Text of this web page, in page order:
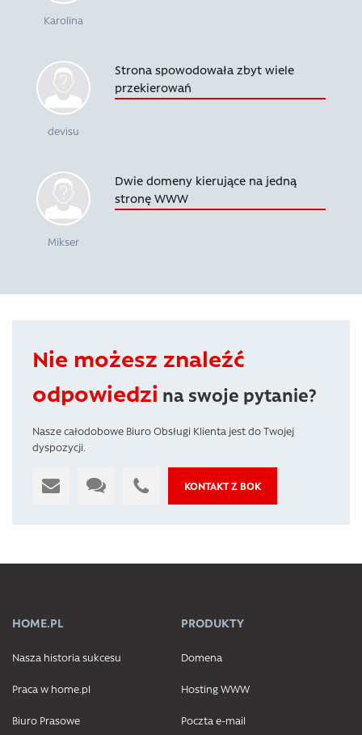
Karolina
devisu
Strona spowodowała zbyt wiele
przekierowań
Mikser
Dwie domeny kierujące na jedną
stronę WWW
Nie możesz znaleźć
odpowiedzi na swoje pytanie?
Nasze całodobowe Biuro Obsługi Klienta jest do Twojej
dyspozycji.
KONTAKT Z BOK
HOME.PL
Nasza historia sukcesu
Praca w home.pl
Biuro Prasowe
PRODUKTY
Domena
Hosting WWW
Poczta e-mail